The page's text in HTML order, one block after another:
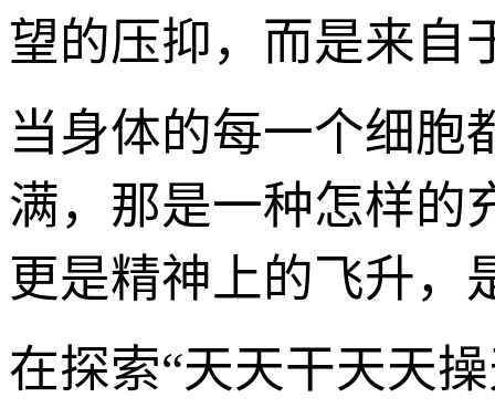
望的压抑，而是来自
当身体的每一个细胞
满，那是一种怎样的
更是精神上的飞升，
在探索“天天干天天